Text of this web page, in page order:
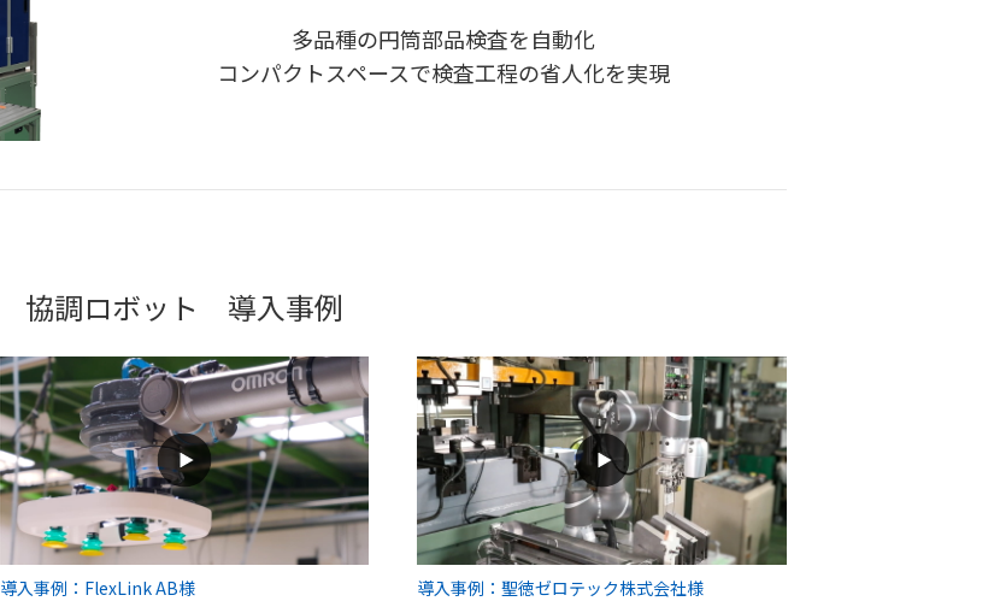
多品種の円筒部品検査を自動化
コンパクトスペースで検査工程の省人化を実現
協調ロボット 導入事例
導入事例：FlexLink AB様 導入事例：聖徳ゼロテック株式会社様